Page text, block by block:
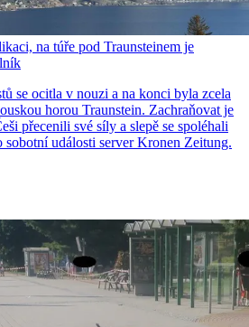
na túře pod Traunsteinem je
se ocitla v nouzi a na konci byla zcela
horou Traunstein. Zachraňovat je
přecenili své síly a slepě se spoléhali
sobotní události server Kronen Zeitung.